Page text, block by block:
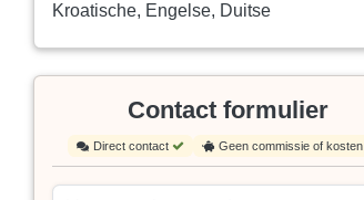
Kroatische, Engelse, Duitse
Contact formulier
Direct contact Geen commissie of kosten